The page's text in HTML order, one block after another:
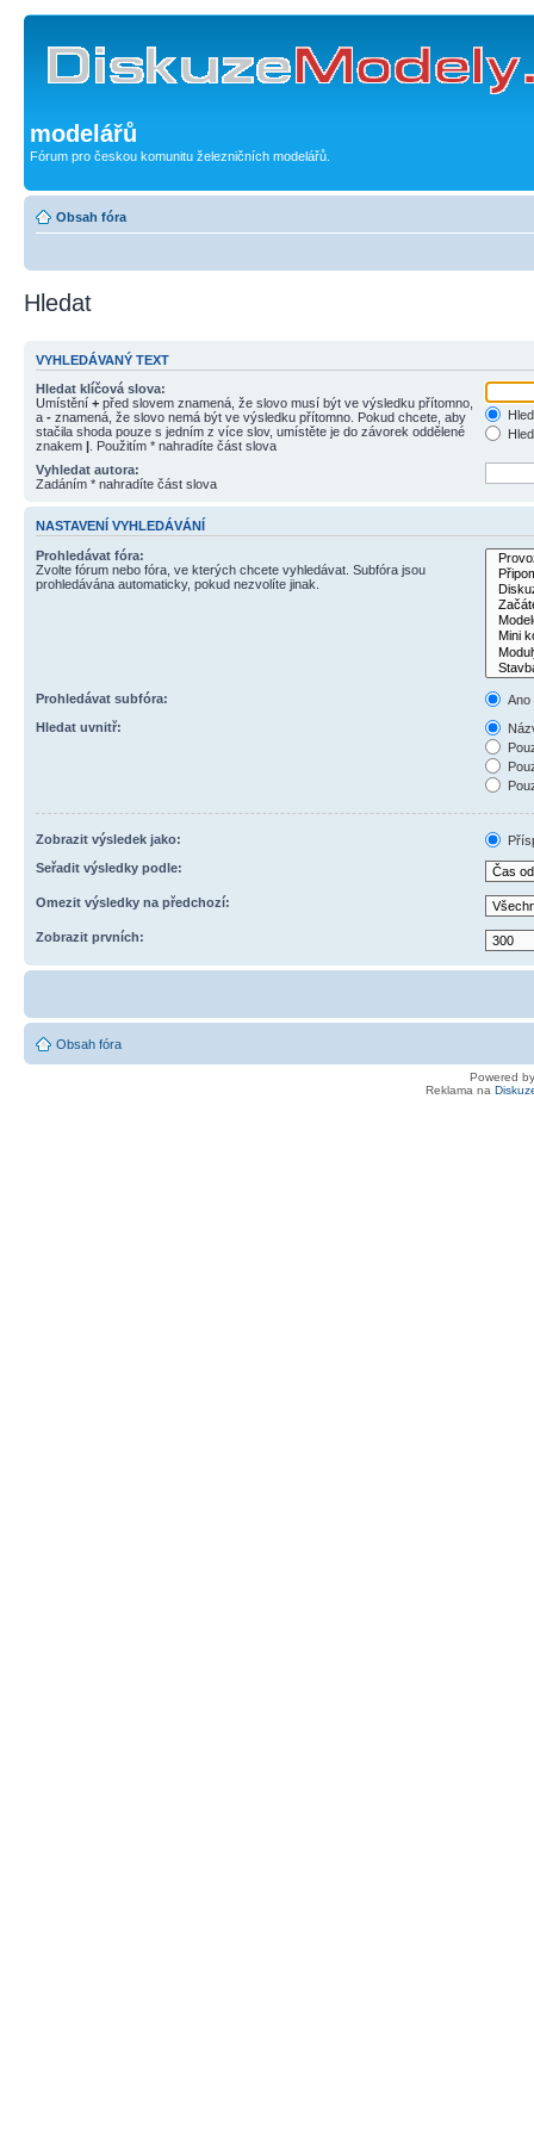
modelářů
Fórum pro českou komunitu železničních modelářů.
Obsah fóra
Hledat
VYHLEDÁVANÝ TEXT
Hledat klíčová slova:
Umístění + před slovem znamená, že slovo musí být ve výsledku přítomno,
a - znamená, že slovo nemá být ve výsledku přítomno. Pokud chcete, aby
stačila shoda pouze s jedním z více slov, umístěte je do závorek oddělené
znakem | . Použitím * nahradíte část slova
Vyhledat autora:
Zadáním * nahradíte část slova
NASTAVENÍ VYHLEDÁVÁNÍ
Prohledávat fóra:
Zvolte fórum nebo fóra, ve kterých chcete vyhledávat. Subfóra jsou
prohledávána automaticky, pokud nezvolíte jinak.
Prohledávat subfóra:
Ano
Hledat uvnitř:
Zobrazit výsledek jako:
Seřadit výsledky podle:
Omezit výsledky na předchozí:
Zobrazit prvních:
Obsah fóra
Powered
Reklama na